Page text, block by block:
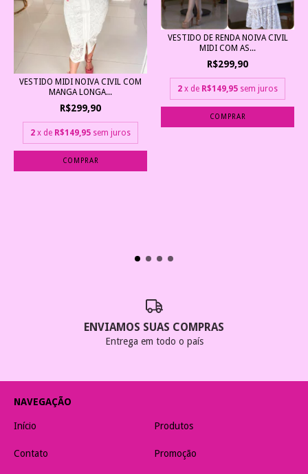
VESTIDO MIDI NOIVA CIVIL COM
MANGA LONGA...
R$299,90
2 x de R$149,95 sem juros
COMPRAR
VESTIDO DE RENDA NOIVA CIVIL
MIDI COM AS...
R$299,90
2 x de R$149,95 sem juros
COMPRAR
ENVIAMOS SUAS COMPRAS
Entrega em todo o país
NAVEGAÇÃO
Início Produtos
Contato Promoção